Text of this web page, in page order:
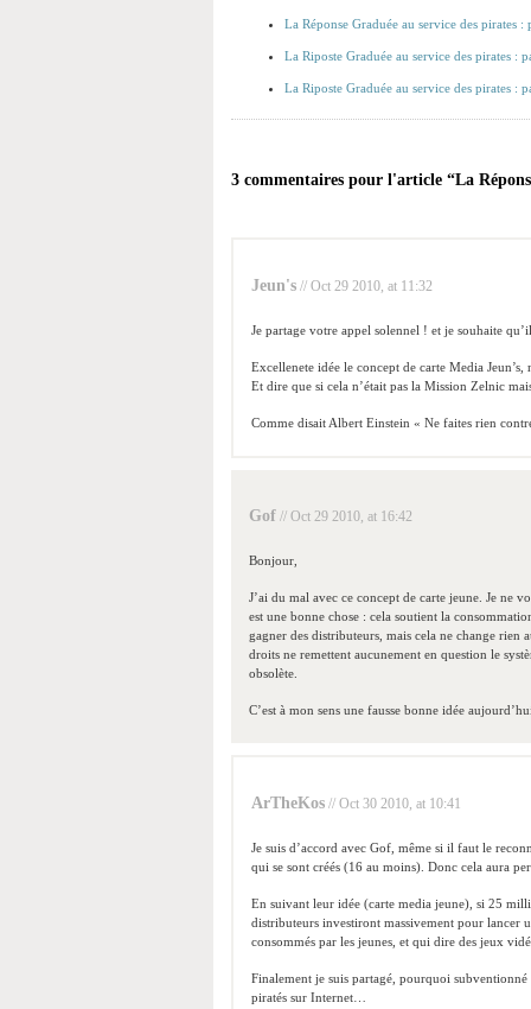
La Réponse Graduée au service des pirates
La Riposte Graduée au service des pirates :
La Riposte Graduée au service des pirates :
3 commentaires pour l'article “La
Jeun's // Oct 29 2010, at 11:32
Je partage votre appel solennel ! et je souhaite
Excellenete idée le concept de carte Media
Et dire que si cela n’était pas la Mission Zelnic
Comme disait Albert Einstein « Ne faites rien
Gof // Oct 29 2010, at 16:42
Bonjour,
J’ai du mal avec ce concept de carte jeune. Je ne
est une bonne chose : cela soutient la
gagner des distributeurs, mais cela ne change rien
droits ne remettent aucunement en question le
obsolète.
C’est à mon sens une fausse bonne idée
ArTheKos // Oct 30 2010, at 10:41
Je suis d’accord avec Gof, même si il faut le
qui se sont créés (16 au moins). Donc cela aura
En suivant leur idée (carte media jeune), si 25
distributeurs investiront massivement pour lancer
consommés par les jeunes, et qui dire des jeux
Finalement je suis partagé, pourquoi
piratés sur Internet…